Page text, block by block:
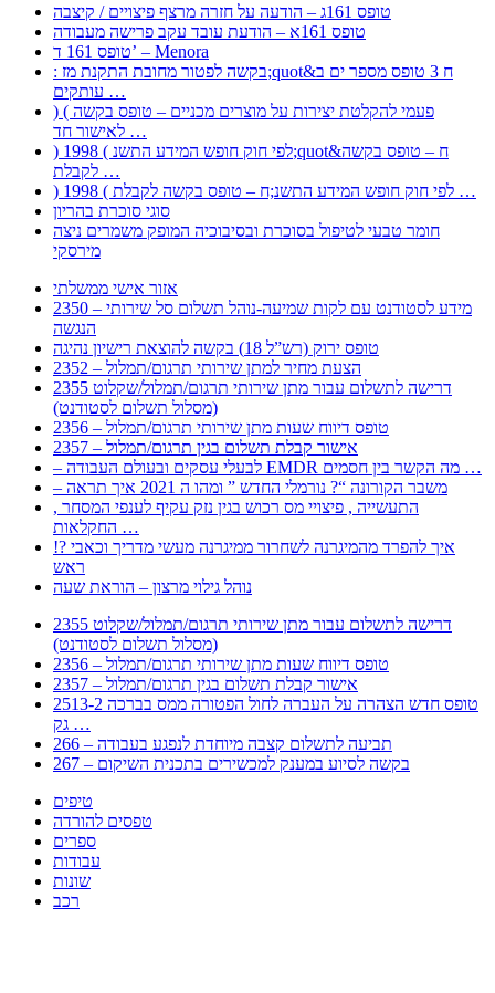
טופס 161ג – הודעה על חזרה מרצף פיצויים / קיצבה
טופס 161א – הודעת עובד עקב פרישה מעבודה
טופס 161 ד’ – Menora
: בקשה לפטור מחובת התקנת מז;quot&ח 3 טופס מספר ים ב
עותקים …
) ( פעמי להקלטת יצירות על מוצרים מכניים – טופס בקשה
לאישור חד …
) 1998 ( לפי חוק חופש המידע התשנ;quot&ח – טופס בקשה
לקבלת …
) 1998 ( לפי חוק חופש המידע התשנ;ח – טופס בקשה לקבלת …
סוגי סוכרת בהריון
חומר טבעי לטיפול בסוכרת ובסיבוכיה המופק משמרים ניצה
מירסקי
אזור אישי ממשלתי
2350 – מידע לסטודנט עם לקות שמיעה-נוהל תשלום סל שירותי
הנגשה
טופס ירוק (רש”ל 18) בקשה להוצאת רישיון נהיגה
2352 – הצעת מחיר למתן שירותי תרגום/תמלול
2355 דרישה לתשלום עבור מתן שירותי תרגום/תמלול/שקלוט
(מסלול תשלום לסטודנט)
2356 – טופס דיווח שעות מתן שירותי תרגום/תמלול
2357 – אישור קבלת תשלום בגין תרגום/תמלול
– לבעלי עסקים ובעולם העבודה EMDR מה הקשר בין חסמים …
– משבר הקורונה “? נורמלי החדש ” ומהו ה 2021 איך תראה
, התעשייה , פיצויי מס רכוש בגין נזק עקיף לענפי המסחר
החקלאות …
!? איך להפרד מהמיגרנה לשחרור ממיגרנה מעשי מדריך וכאבי
ראש
נוהל גילוי מרצון – הוראת שעה
2355 דרישה לתשלום עבור מתן שירותי תרגום/תמלול/שקלוט
(מסלול תשלום לסטודנט)
2356 – טופס דיווח שעות מתן שירותי תרגום/תמלול
2357 – אישור קבלת תשלום בגין תרגום/תמלול
2513-2 טופס חדש הצהרה על העברה לחול הפטורה ממס בברכה
גק …
266 – תביעה לתשלום קצבה מיוחדת לנפגע בעבודה
267 – בקשה לסיוע במענק למכשירים בתכנית השיקום
טיפים
טפסים להורדה
ספרים
עבודות
שונות
רכב